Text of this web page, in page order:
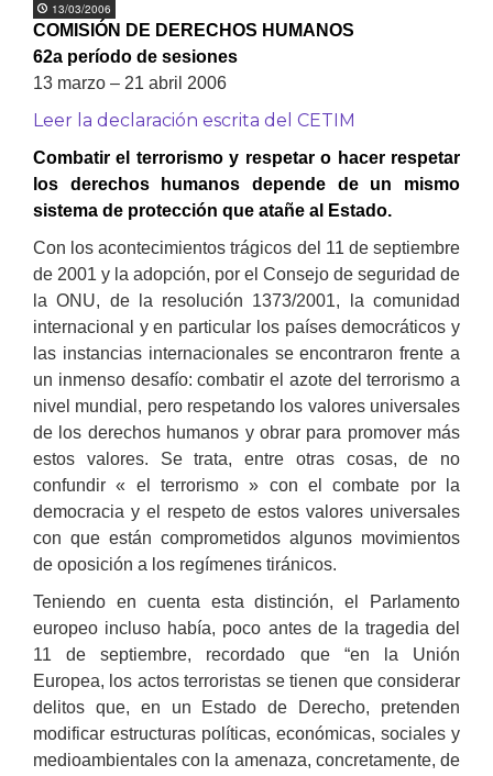
13/03/2006
COMISIÓN DE DERECHOS HUMANOS
62a período de sesiones
13 marzo – 21 abril 2006
Leer la declaración escrita del CETIM
Combatir el terrorismo y respetar o hacer respetar
los derechos humanos depende de un mismo
sistema de protección que atañe al Estado.
Con los acontecimientos trágicos del 11 de septiembre
de 2001 y la adopción, por el Consejo de seguridad de
la ONU, de la resolución 1373/2001, la comunidad
internacional y en particular los países democráticos y
las instancias internacionales se encontraron frente a
un inmenso desafío: combatir el azote del terrorismo a
nivel mundial, pero respetando los valores universales
de los derechos humanos y obrar para promover más
estos valores. Se trata, entre otras cosas, de no
confundir « el terrorismo » con el combate por la
democracia y el respeto de estos valores universales
con que están comprometidos algunos movimientos
de oposición a los regímenes tiránicos.
Teniendo en cuenta esta distinción, el Parlamento
europeo incluso había, poco antes de la tragedia del
11 de septiembre, recordado que “en la Unión
Europea, los actos terroristas se tienen que considerar
delitos que, en un Estado de Derecho, pretenden
modificar estructuras políticas, económicas, sociales y
medioambientales con la amenaza, concretamente, de